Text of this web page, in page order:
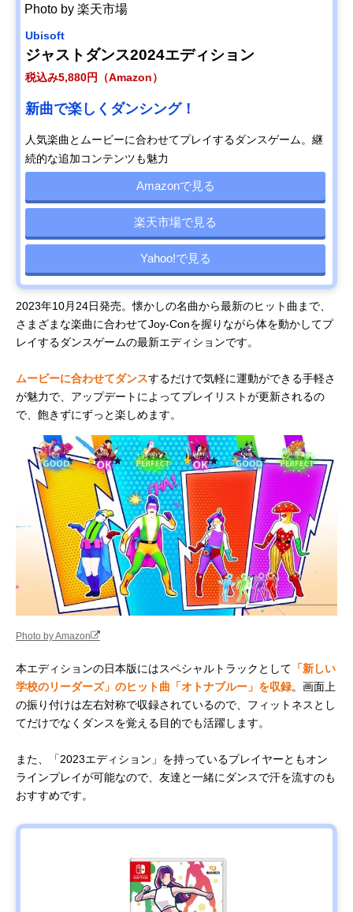
Photo by 楽天市場
Ubisoft
ジャストダンス2024エディション
税込み5,880円（Amazon）
新曲で楽しくダンシング！
人気楽曲とムービーに合わせてプレイするダンスゲーム。継
続的な追加コンテンツも魅力
Amazonで見る
楽天市場で見る
Yahoo!で見る
2023年10月24日発売。懐かしの名曲から最新のヒット曲まで、
さまざまな楽曲に合わせてJoy-Conを握りながら体を動かしてプ
レイするダンスゲームの最新エディションです。
ムービーに合わせてダンスするだけで気軽に運動ができる手軽さ
が魅力で、アップデートによってプレイリストが更新されるの
で、飽きずにずっと楽しめます。
Photo by Amazon
本エディションの日本版にはスペシャルトラックとして 「新しい
学校のリーダーズ」のヒット曲「オトナブルー」を収録。画面上
の振り付けは左右対称で収録されているので、フィットネスとし
てだけでなくダンスを覚える目的でも活躍します。
また、「2023エディション」を持っているプレイヤーともオン
ラインプレイが可能なので、友達と一緒にダンスで汗を流すのも
おすすめです。